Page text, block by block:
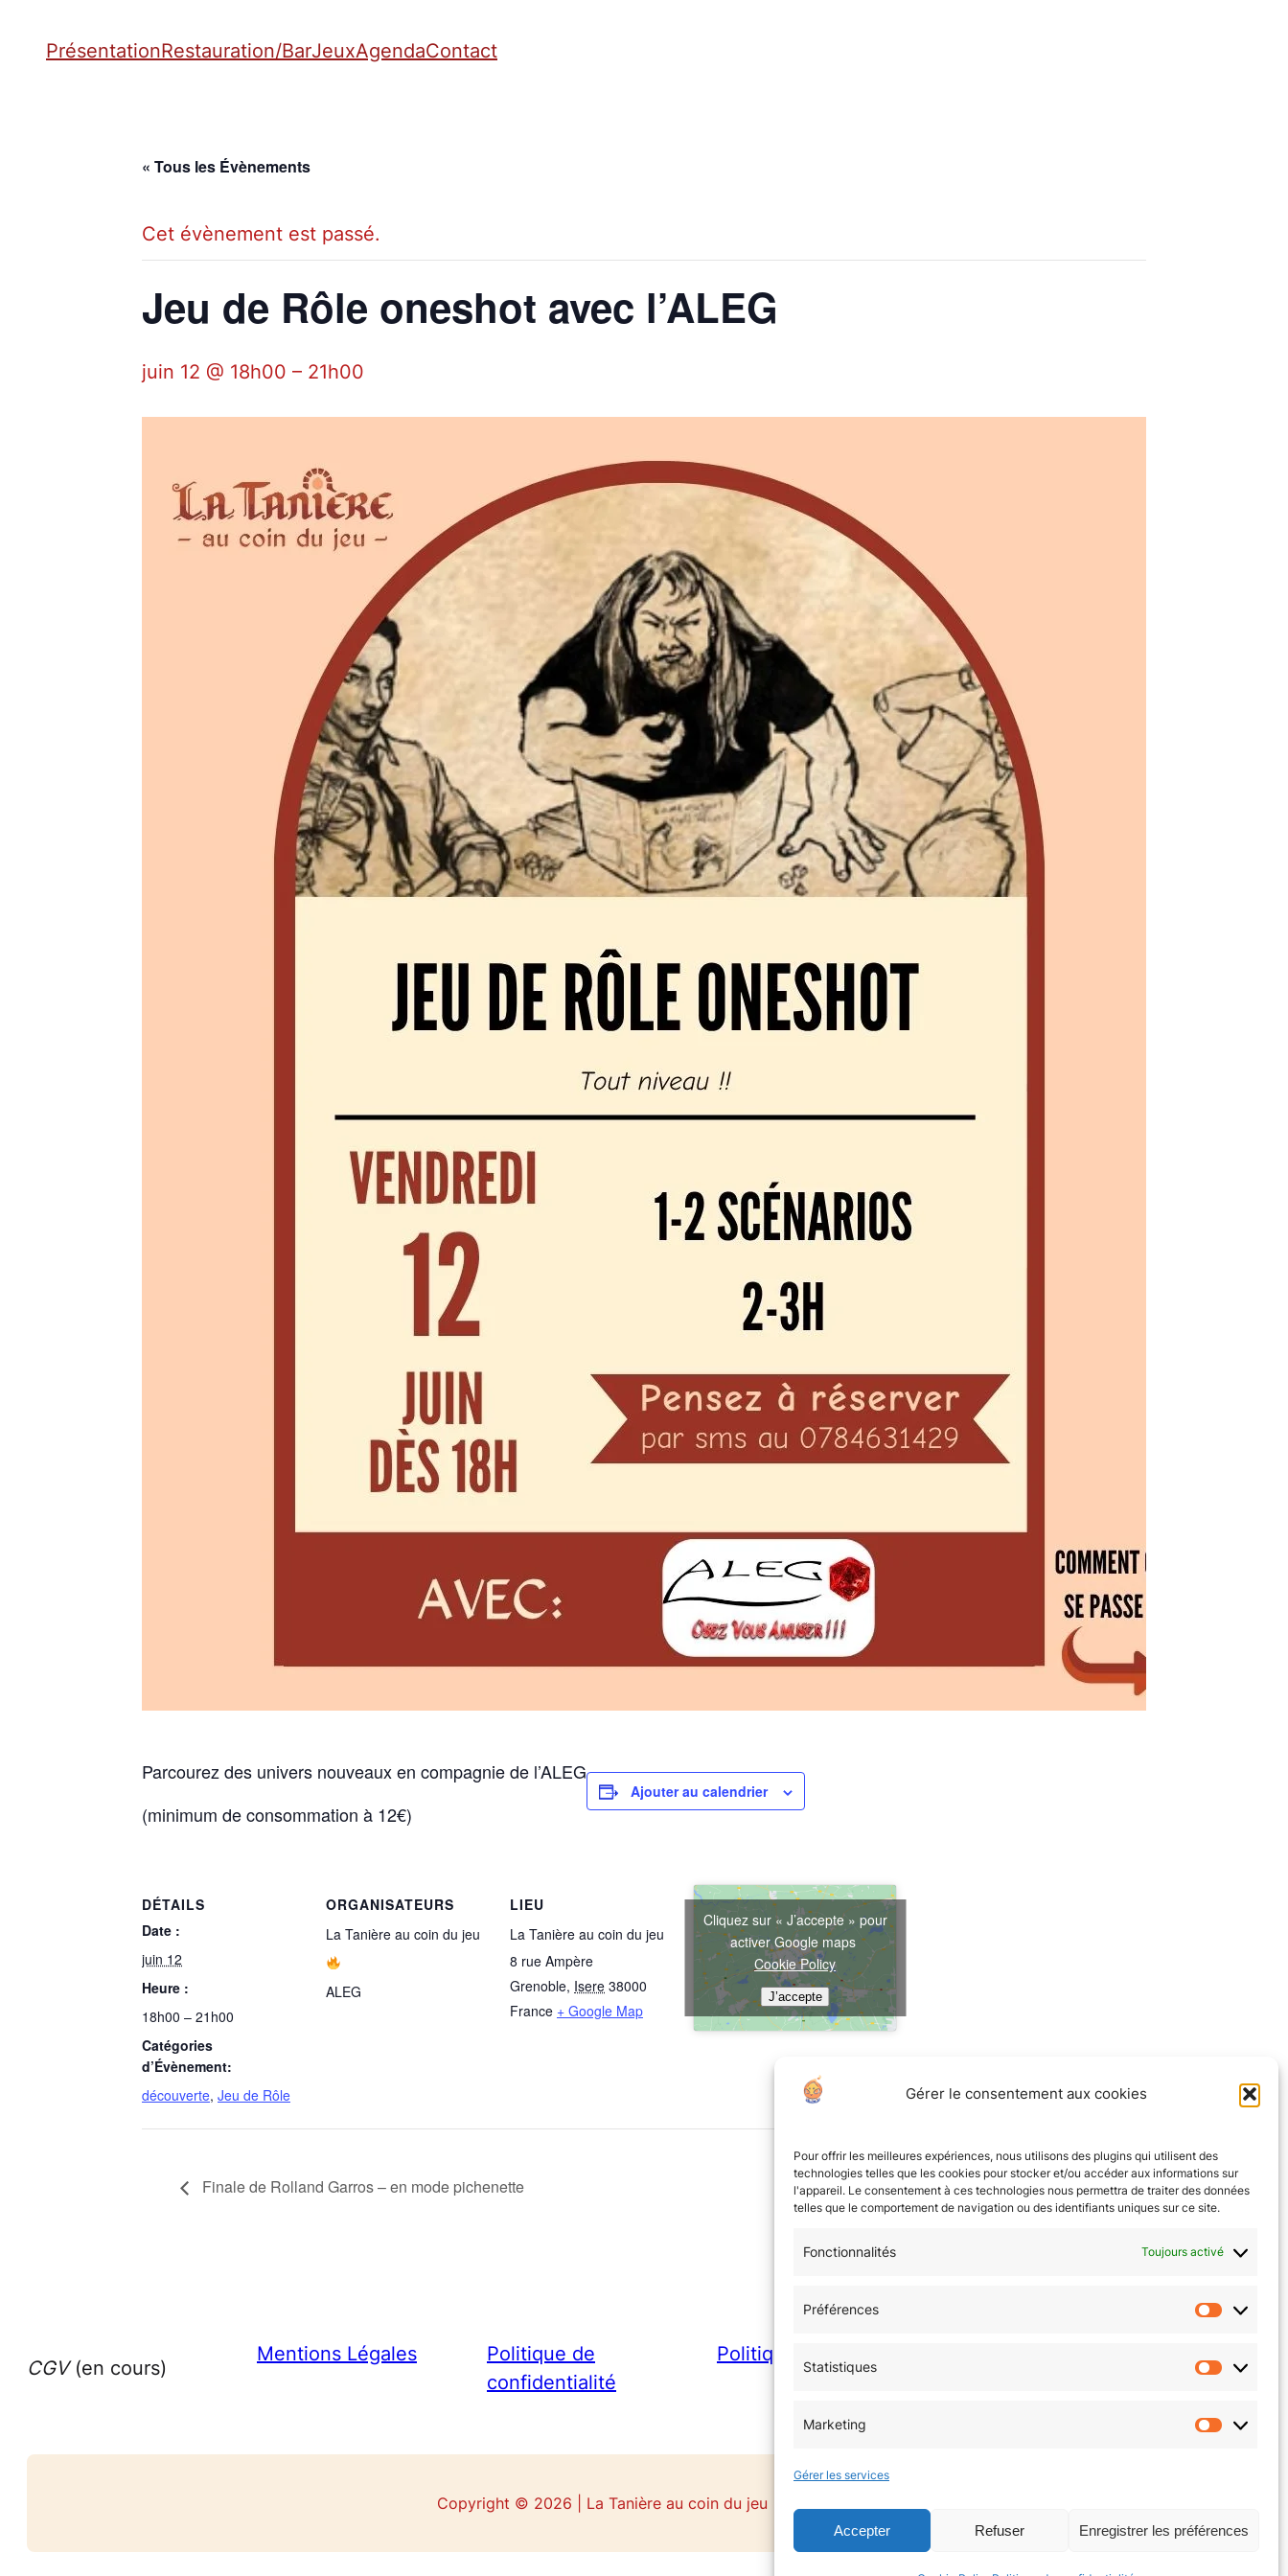
Gérer le consentement aux cookies
Pour offrir les meilleures expériences, nous utilisons des plugins qui utilisent des
technologies telles que les cookies pour stocker et/ou accéder aux informations sur
l'appareil. Le consentement à ces technologies nous permettra de traiter des données
telles que le comportement de navigation ou des identifiants uniques sur ce site.
Fonctionnalités Toujours activé
Préférences
Statistiques
Marketing
Gérer les services
Accepter Refuser Enregistrer les préférences
PrésentationRestauration/BarJeuxAgendaContact
« Tous les Évènements
Cet évènement est passé.
Jeu de Rôle oneshot avec l’ALEG
juin 12 @ 18h00 – 21h00
Parcourez des univers nouveaux en compagnie de l’ALEG
(minimum de consommation à 12€)
Ajouter au calendrier
DÉTAILS
Date :
juin 12
Heure :
18h00 – 21h00
Catégories
d’Évènement:
découverte, Jeu de Rôle
ORGANISATEURS
La Tanière au coin du jeu
ALEG
LIEU
La Tanière au coin du jeu
8 rue Ampère
Grenoble, Isere 38000
France + Google Map
Cliquez sur « J’accepte » pour
activer Google maps
Cookie Policy
J’accepte
Finale de Rolland Garros – en mode pichenette Quiz Drag
CGV(en cours)
Mentions Légales
Politique de
confidentialité
Politique de cookies (EU)
Copyright © 2026 | La Tanière au coin du jeu